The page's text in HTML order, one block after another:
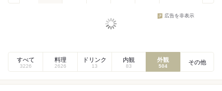
広告を非表示
すべて
3226
料理
2626
ドリンク
13
内観
83
外観
504
その他